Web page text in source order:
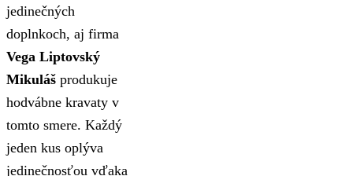
jedinečných
doplnkoch, aj firma
Vega Liptovský
Mikuláš produkuje
hodvábne kravaty v
tomto smere. Každý
jeden kus oplýva
jedinečnosťou vďaka